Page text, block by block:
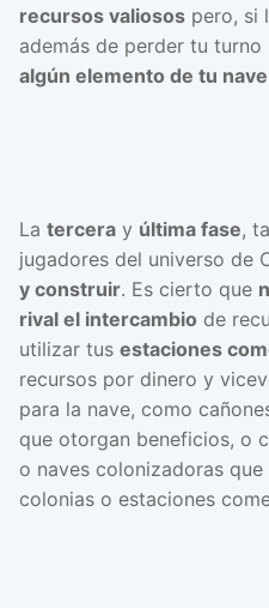
recursos valiosos pero, si
además de perder tu turno
algún elemento de tu nave
La tercera y última fase,
jugadores del universo de
y construir. Es cierto que
rival el intercambio de
utilizar tus estaciones
recursos por dinero y
para la nave, como
que otorgan beneficios, o
o naves colonizadoras
colonias o estaciones